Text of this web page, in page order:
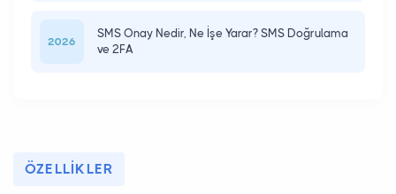
2026
SMS Onay Nedir, Ne İşe Yarar? SMS Doğrulama
ve 2FA
ÖZELLIKLER